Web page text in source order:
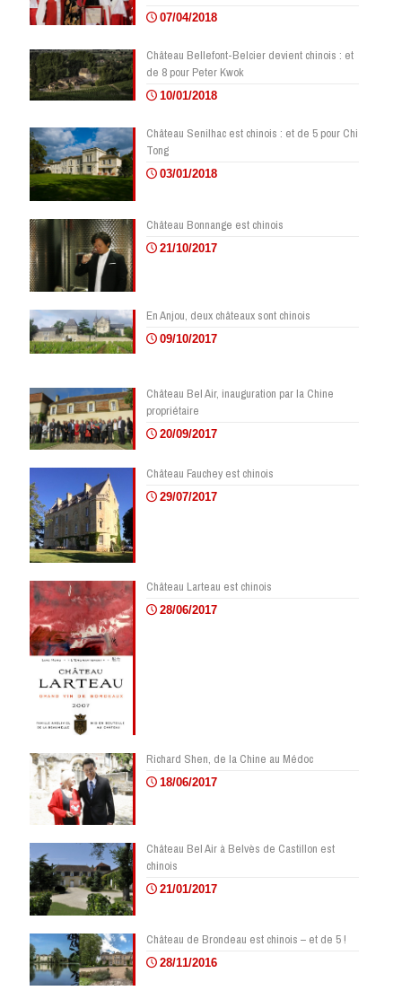
07/04/2018
Château Bellefont-Belcier devient chinois : et
de 8 pour Peter Kwok
10/01/2018
Château Senilhac est chinois : et de 5 pour Chi
Tong
03/01/2018
Château Bonnange est chinois
21/10/2017
En Anjou, deux châteaux sont chinois
09/10/2017
Château Bel Air, inauguration par la Chine
propriétaire
20/09/2017
Château Fauchey est chinois
29/07/2017
Château Larteau est chinois
28/06/2017
Richard Shen, de la Chine au Médoc
18/06/2017
Château Bel Air à Belvès de Castillon est
chinois
21/01/2017
Château de Brondeau est chinois – et de 5 !
28/11/2016